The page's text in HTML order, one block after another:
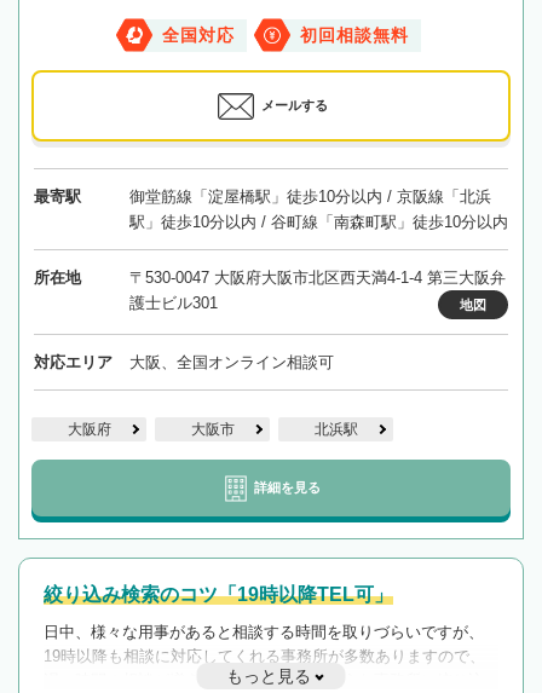
全国対応 初回相談無料
メールする
最寄駅
御堂筋線「淀屋橋駅」徒歩10分以内 / 京阪線「北浜
駅」徒歩10分以内 / 谷町線「南森町駅」徒歩10分以内
所在地
〒530-0047 大阪府大阪市北区西天満4-1-4 第三大阪弁
護士ビル301
地図
対応エリア 大阪、全国オンライン相談可
大阪府 大阪市 北浜駅
詳細を見る
絞り込み検索のコツ「19時以降TEL可」
日中、様々な用事があると相談する時間を取りづらいですが、
19時以降も相談に対応してくれる事務所が多数ありますので、
遅い時間の相談が増えそうな場合はそのような事務所に絞り込
もっと見る